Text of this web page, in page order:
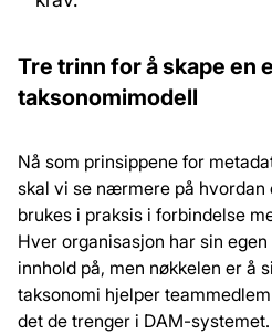
Tre trinn for å skape en
taksonomimodell
Nå som prinsippene for
skal vi se nærmere på hvordan
brukes i praksis i forbindelse
Hver organisasjon har sin
innhold på, men nøkkelen er å
taksonomi hjelper
det de trenger i DAM-